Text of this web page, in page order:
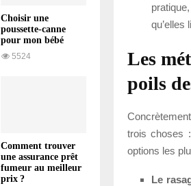
qu’elles
Les
poils
trois choses
options les
Le
Choisir une
poussette-canne
pour mon bébé
5524
Comment trouver
une assurance prêt
fumeur au meilleur
prix ?